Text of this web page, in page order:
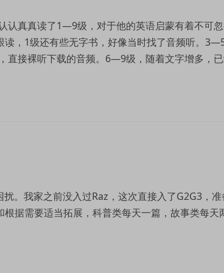
认真真读了1—9级，对于他的英语启蒙有着不可
，1级还有些无字书，好像当时找了音频听。
直接裸听下载的音频。6—9级，随着文字增多，
。我家之前没入过Raz，这次直接入了G2G3，准
据需要适当拓展，科普类每天一篇，故事类每天